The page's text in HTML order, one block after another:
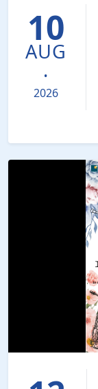
10
AUG
.
2026